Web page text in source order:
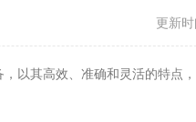
更新
其高效、准确和灵活的特点